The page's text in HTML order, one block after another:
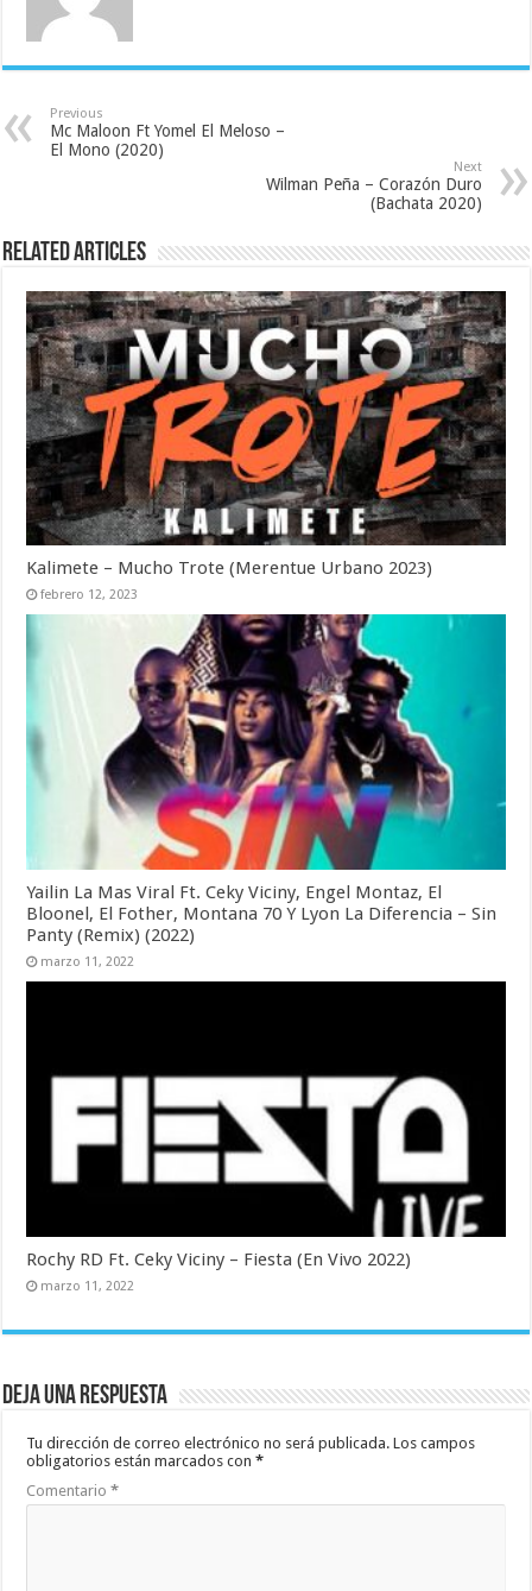
Previous
Mc Maloon Ft Yomel El Meloso –
El Mono (2020)
Next
Wilman Peña – Corazón Duro
(Bachata 2020)
Related Articles
Kalimete – Mucho Trote (Merentue Urbano 2023)
febrero 12, 2023
Yailin La Mas Viral Ft. Ceky Viciny, Engel Montaz, El
Bloonel, El Fother, Montana 70 Y Lyon La Diferencia – Sin
Panty (Remix) (2022)
marzo 11, 2022
Rochy RD Ft. Ceky Viciny – Fiesta (En Vivo 2022)
marzo 11, 2022
Deja una respuesta
Tu dirección de correo electrónico no será publicada. Los campos
obligatorios están marcados con*
Comentario*